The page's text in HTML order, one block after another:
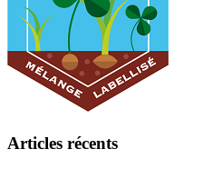
Articles récents